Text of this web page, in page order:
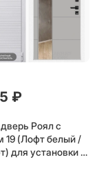
₽
Роял с
19 (Лофт белый /
для установки в